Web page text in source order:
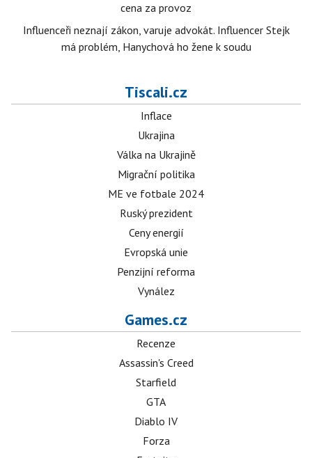
cena za provoz
Influenceři neznají zákon, varuje advokát. Influencer Stejk
má problém, Hanychová ho žene k soudu
Tiscali.cz
Inflace
Ukrajina
Válka na Ukrajině
Migrační politika
ME ve fotbale 2024
Ruský prezident
Ceny energií
Evropská unie
Penzijní reforma
Vynález
Games.cz
Recenze
Assassin's Creed
Starfield
GTA
Diablo IV
Forza